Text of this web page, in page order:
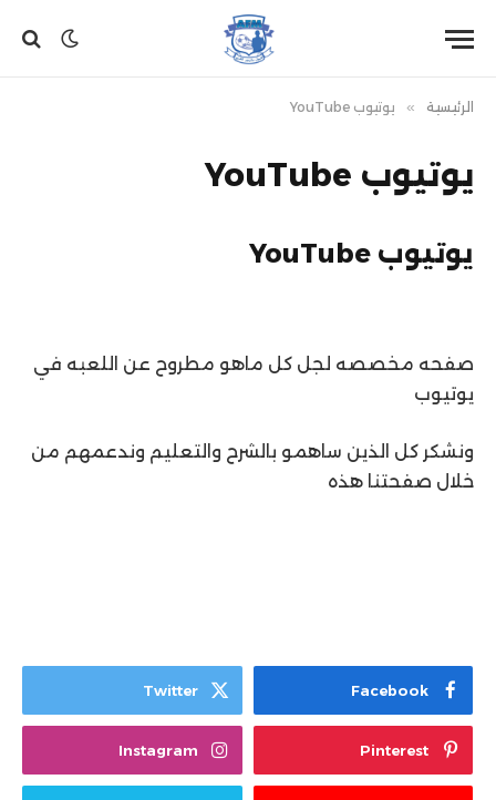
الرئيسية » يوتيوب YouTube
يوتيوب YouTube
يوتيوب YouTube
صفحه مخصصه لجل كل ماهو مطروح عن اللعبه في
يوتيوب
ونشكر كل الذين ساهمو بالشرح والتعليم وندعمهم من
خلال صفحتنا هذه
Facebook
Twitter
Pinterest
Instagram